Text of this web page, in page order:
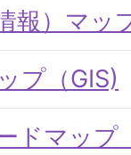
報）マッ
プ（GIS)
ドマップ